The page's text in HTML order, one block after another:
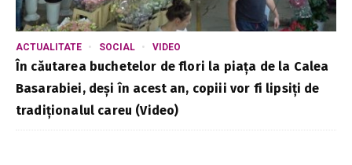
ACTUALITATE SOCIAL VIDEO
În căutarea buchetelor de flori la piața de la Calea
Basarabiei, deși în acest an, copiii vor fi lipsiți de
tradiționalul careu (Video)